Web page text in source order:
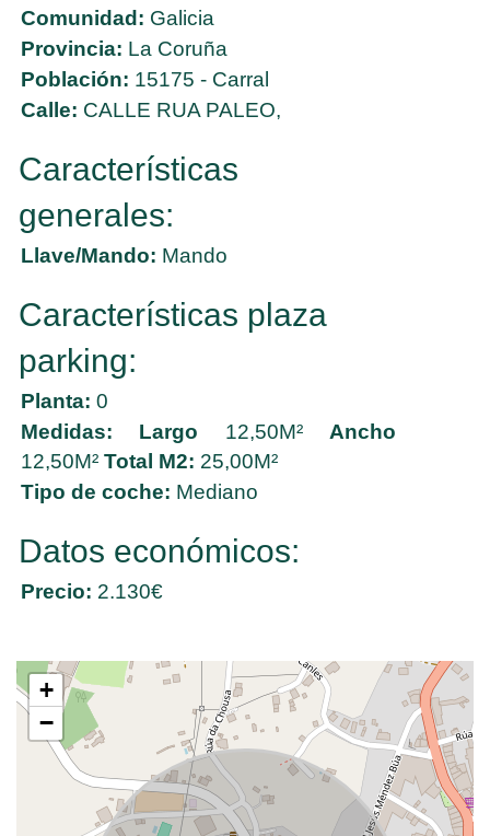
Comunidad: Galicia
Provincia: La Coruña
Población: 15175 - Carral
Calle: CALLE RUA PALEO,
Características
generales:
Llave/Mando: Mando
Características plaza
parking:
Planta: 0
Medidas:
Largo 12,50M² Ancho
12,50M²Total M2: 25,00M²
Tipo de coche: Mediano
Datos económicos:
Precio: 2.130€
+
−